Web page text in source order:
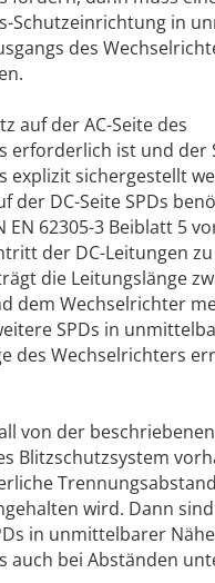
Schutzeinrichtung in
des
auf der AC-Seite des
erforderlich ist und der
explizit sichergestellt
der DC-Seite SPDs
EN 62305-3 Beiblatt 5
der DC-Leitungen zu
die Leitungslänge
dem Wechselrichter
SPDs in
des Wechselrichters
von der
Blitzschutzsystem
wird. Dann
in unmittelbarer
auch bei Abständen